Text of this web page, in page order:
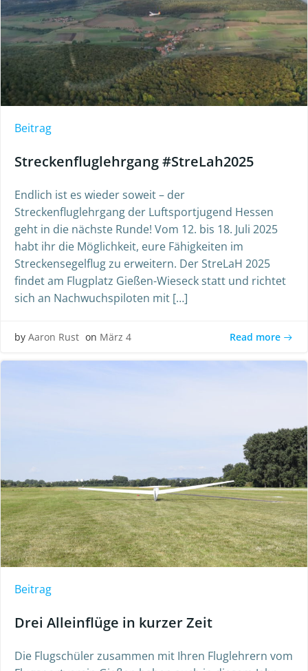
Beitrag
Streckenfluglehrgang #StreLah2025
Endlich ist es wieder soweit – der
Streckenfluglehrgang der Luftsportjugend Hessen
geht in die nächste Runde! Vom 12. bis 18. Juli 2025
habt ihr die Möglichkeit, eure Fähigkeiten im
Streckensegelflug zu erweitern. Der StreLaH 2025
findet am Flugplatz Gießen-Wieseck statt und richtet
sich an Nachwuchspiloten mit […]
by Aaron Rust on März 4 Read more
Beitrag
Drei Alleinflüge in kurzer Zeit
Die Flugschüler zusammen mit Ihren Fluglehrern vom